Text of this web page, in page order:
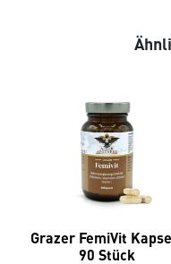
Grazer FemiVit
90 Stück